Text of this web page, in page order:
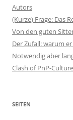
Autors
(Kurze) Frage: Das
Von den guten
Der Zufall: warum
Notwendig aber
Clash of PnP-
SEITEN